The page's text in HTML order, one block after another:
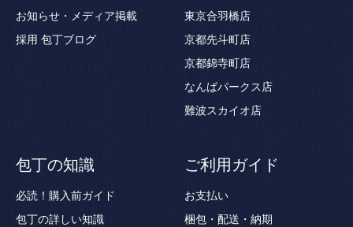
お知らせ・メディア掲載
採用 包丁ブログ
東京合羽橋店
京都先斗町店
京都錦寺町店
なんばパークス店
難波スカイオ店
包丁の知識
必読！購入前ガイド
包丁の詳しい知識
ご利用ガイド
お支払い
梱包・配送・納期